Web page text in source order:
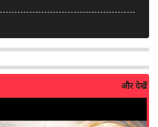
टीम
2 days ago
पर LinkedIn की सख्ती:और देखें